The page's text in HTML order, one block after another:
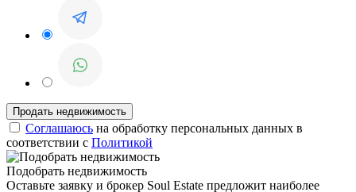
Соглашаюсь на обработку персональных данных в
соответствии с Политикой
Подобрать недвижимость
Оставьте заявку и брокер Soul Estate предложит наиболее